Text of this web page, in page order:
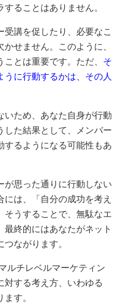
ることはありません。
講を促したり、必要なこ
せません。このように、
とは重要です。ただ、 そ
に行動するかは、その人
いため、あなた自身が行動
した結果として、メンバー
するようになる可能性もあ
が思った通りに行動しない
は、「自分の成功を考え
そうすることで、無駄なエ
終的にはあなたがネット
ながります。
ルチレベルマーケティン
対する考え方、いわゆる
す。